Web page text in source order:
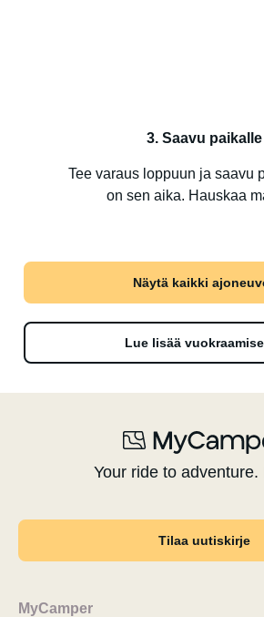
3. Saavu paikalle
Tee varaus loppuun ja saavu
on sen aika. Hauskaa
Näytä kaikki
Lue lisää
Your ride to adventure.
Tilaa uutiskirje
MyCamper